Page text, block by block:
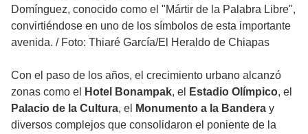
Domínguez, conocido como el "Mártir de la Palabra Libre",
convirtiéndose en uno de los símbolos de esta importante
avenida. / Foto: Thiaré García/El Heraldo de Chiapas
Con el paso de los años, el crecimiento urbano alcanzó
zonas como el
Hotel Bonampak, el Estadio Olímpico, el
Palacio de la Cultura, el Monumento a la Bandera y
diversos complejos que consolidaron el poniente de la